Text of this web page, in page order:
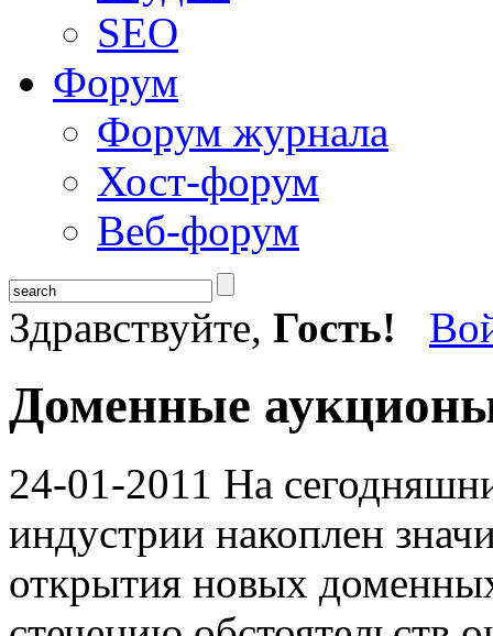
SEO
Форум
Форум журнала
Хост-форум
Веб-форум
Здравствуйте, Гость!
Доменные
24-01-2011 На
индустрии накоплен
открытия новых